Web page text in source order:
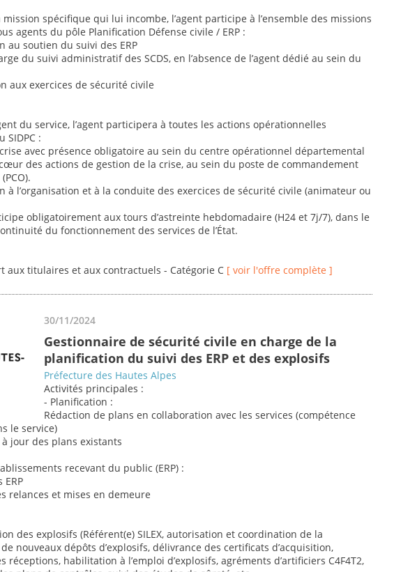
mission spécifique qui lui incombe, l’agent participe à l’ensemble des missions
agents du pôle Planification Défense civile / ERP :
au soutien du suivi des ERP
du suivi administratif des SCDS, en l’absence de l’agent dédié au sein du
aux exercices de sécurité civile
du service, l’agent participera à toutes les actions opérationnelles
SIDPC :
avec présence obligatoire au sein du centre opérationnel départemental
des actions de gestion de la crise, au sein du poste de commandement
à l’organisation et à la conduite des exercices de sécurité civile (animateur ou
obligatoirement aux tours d’astreinte hebdomadaire (H24 et 7j/7), dans le
du fonctionnement des services de l’État.
aux titulaires et aux contractuels - Catégorie C [ voir l'offre complète ]
30/11/2024
Gestionnaire de sécurité civile en charge de la
planification du suivi des ERP et des explosifs
Préfecture des Hautes Alpes
Activités principales :
- Planification :
Rédaction de plans en collaboration avec les services (compétence
le service)
jour des plans existants
recevant du public (ERP) :
ERP
relances et mises en demeure
des explosifs (Référent(e) SILEX, autorisation et coordination de la
nouveaux dépôts d’explosifs, délivrance des certificats d’acquisition,
réceptions, habilitation à l’emploi d’explosifs, agréments d’artificiers C4F4T2,